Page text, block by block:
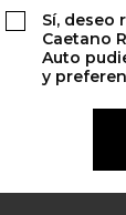
Sí, deseo
Caetano
Auto
y